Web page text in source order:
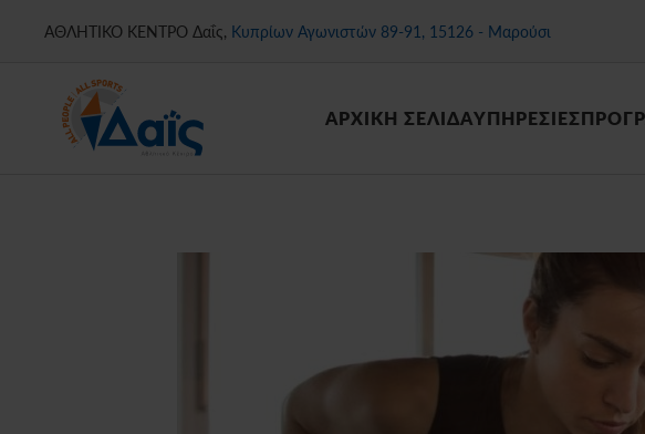
main
content
ΑΘΛΗΤΙΚΟ ΚΕΝΤΡΟ Δαΐς, Κυπρίων Αγωνιστών 89-91, 15126 - Μαρούσι
ΑΡΧΙΚΗ ΣΕΛΙΔΑΥΠΗΡΕΣΙΕΣ